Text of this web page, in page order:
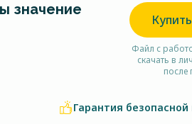
значение
Файл с
скачать в
после
Гарантия безопасной